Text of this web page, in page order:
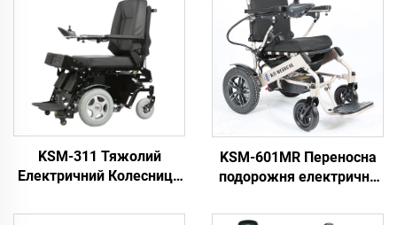
KSM-311 Тяжолий
Електричний Колесниця
Можливістю Підвищення
KSM-601MR Переносна
подорожня електрична
керуванням та функцією